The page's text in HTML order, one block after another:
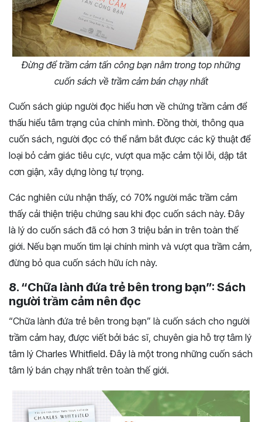
Đừng để trầm cảm tấn công bạn nằm trong top những
cuốn sách về trầm cảm bán chạy nhất
Cuốn sách giúp người đọc hiểu hơn về chứng trầm cảm để
thấu hiểu tâm trạng của chính mình. Đồng thời, thông qua
cuốn sách, người đọc có thể nắm bắt được các kỹ thuật để
loại bỏ cảm giác tiêu cực, vượt qua mặc cảm tội lỗi, dập tắt
cơn giận, xây dựng lòng tự trọng.
Các nghiên cứu nhận thấy, có 70% người mắc trầm cảm
thấy cải thiện triệu chứng sau khi đọc cuốn sách này. Đây
là lý do cuốn sách đã có hơn 3 triệu bản in trên toàn thế
giới. Nếu bạn muốn tìm lại chính mình và vượt qua trầm cảm,
đừng bỏ qua cuốn sách hữu ích này.
8. “Chữa lành đứa trẻ bên trong bạn”: Sách
người trầm cảm nên đọc
“Chữa lành đứa trẻ bên trong bạn” là cuốn sách cho người
trầm cảm hay, được viết bởi bác sĩ, chuyên gia hỗ trợ tâm lý
tâm lý Charles Whitfield. Đây là một trong những cuốn sách
tâm lý bán chạy nhất trên toàn thế giới.